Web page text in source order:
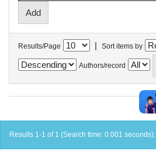
Results/Page | Sort items by
Authors/record
Results 1-1 of 1 (Search time: 0.001 seconds).